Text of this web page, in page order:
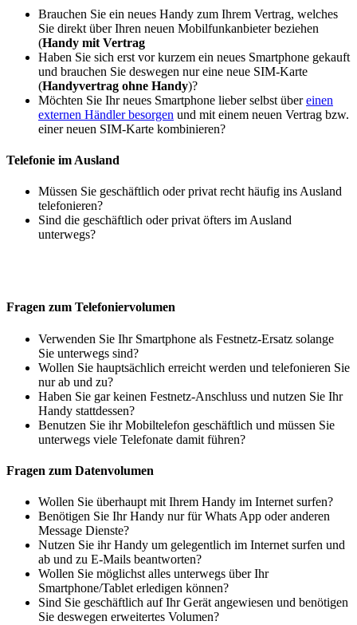
Brauchen Sie ein neues Handy zum Ihrem Vertrag, welches
Sie direkt über Ihren neuen Mobilfunkanbieter beziehen
(Handy mit Vertrag
Haben Sie sich erst vor kurzem ein neues Smartphone gekauft
und brauchen Sie deswegen nur eine neue SIM-Karte
(Handyvertrag ohne Handy)?
Möchten Sie Ihr neues Smartphone lieber selbst übereinen
externen Händler besorgen und mit einem neuen Vertrag bzw.
einer neuen SIM-Karte kombinieren?
Telefonie im Ausland
Müssen Sie geschäftlich oder privat recht häufig ins Ausland
telefonieren?
Sind die geschäftlich oder privat öfters im Ausland
unterwegs?
Fragen zum Telefoniervolumen
Verwenden Sie Ihr Smartphone als Festnetz-Ersatz solange
Sie unterwegs sind?
Wollen Sie hauptsächlich erreicht werden und telefonieren Sie
nur ab und zu?
Haben Sie gar keinen Festnetz-Anschluss und nutzen Sie Ihr
Handy stattdessen?
Benutzen Sie ihr Mobiltelefon geschäftlich und müssen Sie
unterwegs viele Telefonate damit führen?
Fragen zum Datenvolumen
Wollen Sie überhaupt mit Ihrem Handy im Internet surfen?
Benötigen Sie Ihr Handy nur für Whats App oder anderen
Message Dienste?
Nutzen Sie ihr Handy um gelegentlich im Internet surfen und
ab und zu E-Mails beantworten?
Wollen Sie möglichst alles unterwegs über Ihr
Smartphone/Tablet erledigen können?
Sind Sie geschäftlich auf Ihr Gerät angewiesen und benötigen
Sie deswegen erweitertes Volumen?